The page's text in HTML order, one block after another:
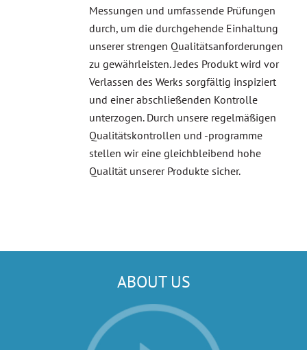
Messungen und umfassende Prüfungen
durch, um die durchgehende Einhaltung
unserer strengen Qualitätsanforderungen
zu gewährleisten. Jedes Produkt wird vor
Verlassen des Werks sorgfältig inspiziert
und einer abschließenden Kontrolle
unterzogen. Durch unsere regelmäßigen
Qualitätskontrollen und -programme
stellen wir eine gleichbleibend hohe
Qualität unserer Produkte sicher.
ABOUT US